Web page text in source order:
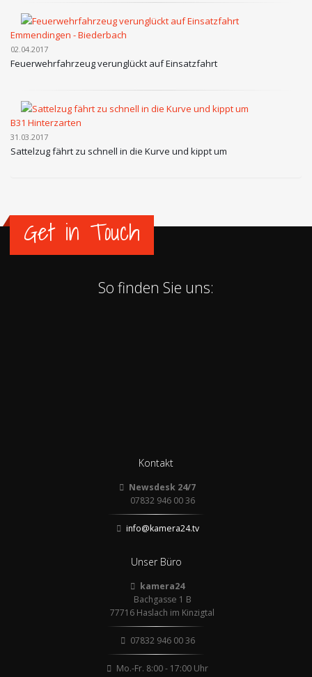
Emmendingen - Biederbach
02.04.2017
Feuerwehrfahrzeug verunglückt auf Einsatzfahrt
B31 Hinterzarten
31.03.2017
Sattelzug fährt zu schnell in die Kurve und kippt um
Get in Touch
So finden Sie uns:
Kontakt
Newsdesk 24/7
07832 946 00 36
info@kamera24.tv
Unser Büro
kamera24
Bachgasse 1 B
77716 Haslach im Kinzigtal
07832 946 00 36
Mo.-Fr. 8:00 - 17:00 Uhr